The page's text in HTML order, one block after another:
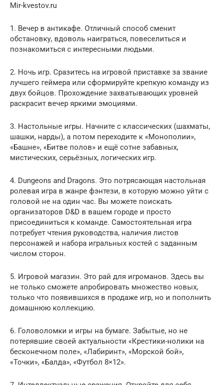
Mir-kvestov.ru
1. Вечер в антикафе. Отличный способ сменит
обстановку, вдоволь наиграться, повеселиться и
познакомиться с интересными людьми.
2. Ночь игр. Сразитесь на игровой приставке за звание
лучшего геймера или сформируйте крепкую команду из
двух бойцов. Прохождение захватывающих уровней
раскрасит вечер яркими эмоциями.
3. Настольные игры. Начните с классических (шахматы,
шашки, нарды), а потом переходите к «Монополии»,
«Башне», «Битве полов» и ещё сотне забавных,
мистических, серьёзных, логических игр.
4. Dungeons and Dragons. Это потрясающая настольная
ролевая игра в жанре фэнтези, в которую можно уйти с
головой не на один час. Вы можете поискать
организаторов D&D в вашем городе и просто
присоединиться к команде. Самостоятельная игра
потребует чтения руководства, наличия листов
персонажей и набора игральных костей с заданным
числом сторон.
5. Игровой магазин. Это рай для игроманов. Здесь вы
не только сможете апробировать множество новых,
только что появившихся в продаже игр, но и пополнить
домашнюю коллекцию.
6. Головоломки и игры на бумаге. Забытые, но не
потерявшие своей актуальности «Крестики-нолики на
бесконечном поле», «Лабиринт», «Морской бой»,
«Точки», «Балда», «Футбол 8×12».